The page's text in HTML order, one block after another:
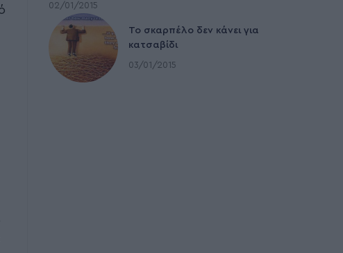
02/01/2015
To σκαρπέλο δεν κάνει για
κατσαβίδι
03/01/2015